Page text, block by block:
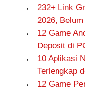
232+ Link
2026,
12 Game
Deposit di
10 Aplikasi
Terlengkap
12 Game